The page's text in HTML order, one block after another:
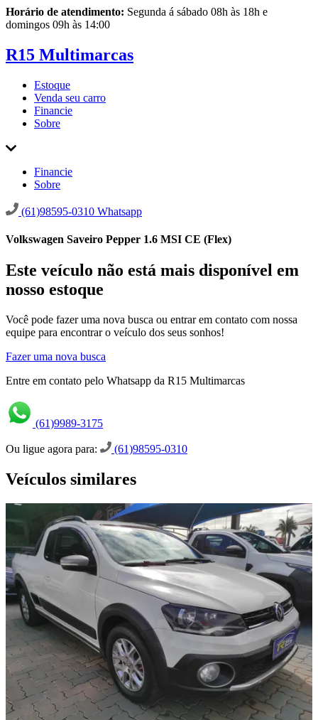
Horário de atendimento: Segunda á sábado 08h às 18h e
domingos 09h às 14:00
R15 Multimarcas
Estoque
Venda seu carro
Financie
Sobre
Financie
Sobre
(61)98595-0310 Whatsapp
Volkswagen Saveiro Pepper 1.6 MSI CE (Flex)
Este veículo não está mais disponível em
nosso estoque
Você pode fazer uma nova busca ou entrar em contato com nossa
equipe para encontrar o veículo dos seus sonhos!
Fazer uma nova busca
Entre em contato pelo Whatsapp da R15 Multimarcas
(61)9989-3175
Ou ligue agora para: (61)98595-0310
Veículos similares